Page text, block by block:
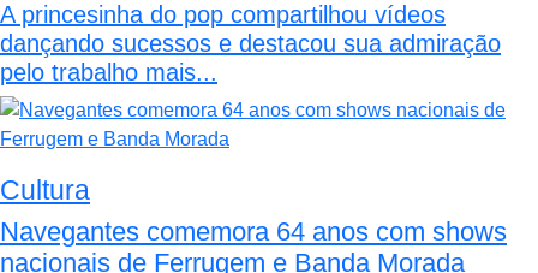
A princesinha do pop compartilhou vídeos
dançando sucessos e destacou sua admiração
pelo trabalho mais...
Cultura
Navegantes comemora 64 anos com shows
nacionais de Ferrugem e Banda Morada